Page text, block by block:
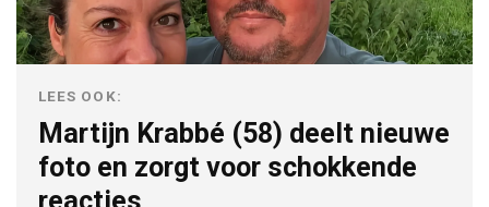
LEES OOK:
Martijn Krabbé (58) deelt nieuwe
foto en zorgt voor schokkende